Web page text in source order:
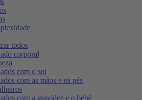
todos
corporal
com o sol
com as mãos e os pés
com a gravidez e o bebé